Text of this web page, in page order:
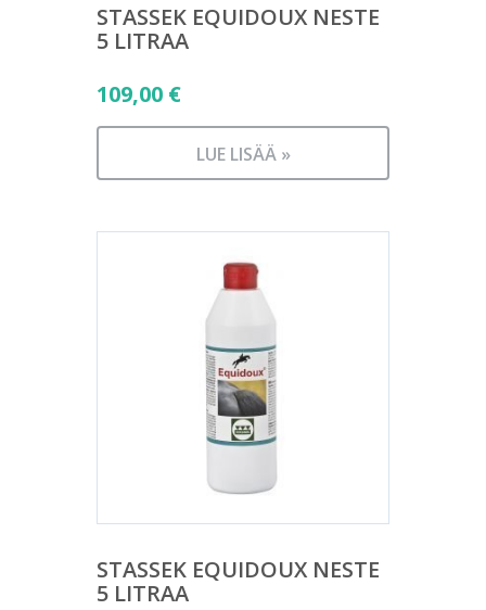
STASSEK EQUIDOUX NESTE
5 LITRAA
109,00 €
LUE LISÄÄ »
STASSEK EQUIDOUX NESTE
5 LITRAA